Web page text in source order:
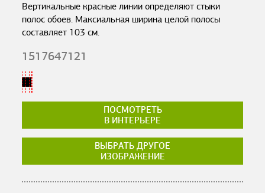
Вертикальные красные линии определяют стыки
полос обоев. Максиальная ширина целой полосы
составляет 103 см.
1517647121
ПОСМОТРЕТЬ
В ИНТЕРЬЕРЕ
ВЫБРАТЬ ДРУГОЕ
ИЗОБРАЖЕНИЕ